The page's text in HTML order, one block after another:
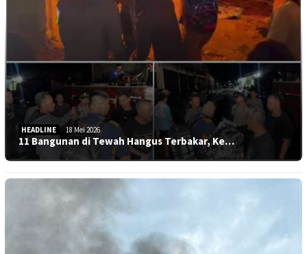
HEADLINE 18 Mei 2026
11 Bangunan di Tewah Hangus Terbakar, Ke…